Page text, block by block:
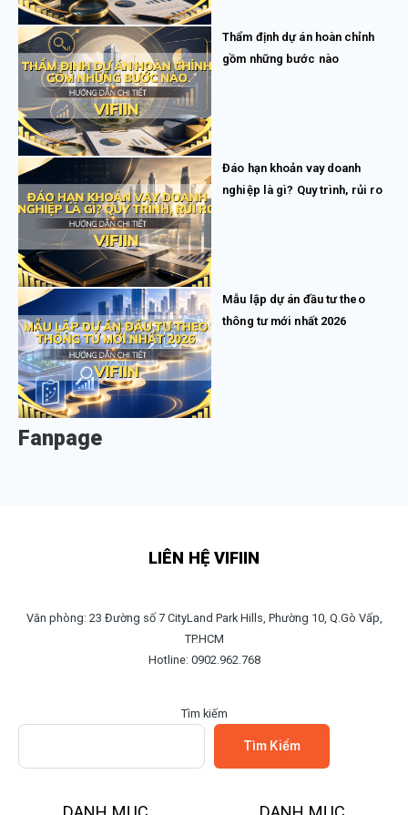
Thẩm định dự án hoàn chỉnh
gồm những bước nào
Đáo hạn khoản vay doanh
nghiệp là gì? Quy trình, rủi ro
Mẫu lập dự án đầu tư theo
thông tư mới nhất 2026
Fanpage
LIÊN HỆ VIFIIN
Văn phòng: 23 Đường số 7 CityLand Park Hills, Phường 10, Q.Gò Vấp,
TP.HCM
Hotline: 0902.962.768
Tìm kiếm
Tìm Kiếm